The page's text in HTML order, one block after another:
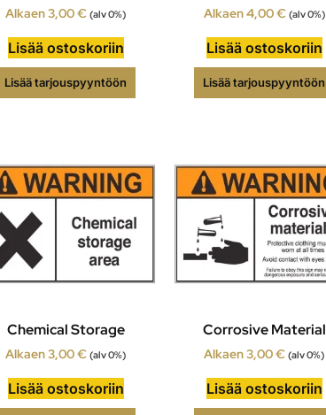
Alkaen3,00€ (alv 0%)
Lisää ostoskoriin
Lisää tarjouspyyntöön
Alkaen4,00€ (alv 0%)
Lisää ostoskoriin
Lisää tarjouspyyntöön
Chemical Storage
Alkaen3,00€ (alv 0%)
Lisää ostoskoriin
Corrosive Material
Alkaen3,00€ (alv 0%)
Lisää ostoskoriin